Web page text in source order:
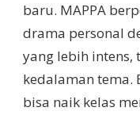
baru. MAPPA
drama personal
yang lebih intens,
kedalaman tema.
bisa naik kelas